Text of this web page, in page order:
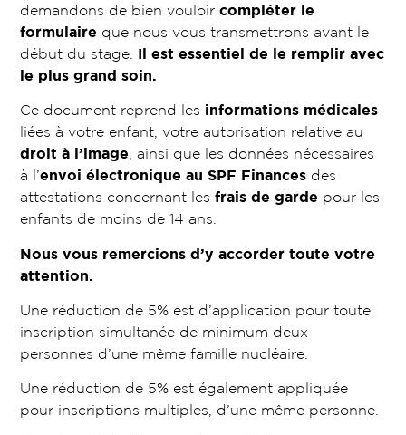
demandons de bien vouloircompléter le
formulaire que nous vous transmettrons avant le
début du stage. Il est essentiel de le remplir avec
le plus grand soin.
Ce document reprend les informations médicales
liées à votre enfant, votre autorisation relative au
droit à l’image , ainsi que les données nécessaires
à l’envoi électronique au SPF Finances des
attestations concernant les frais de garde pour les
enfants de moins de 14 ans.
Nous vous remercions d’y accorder toute votre
attention.
Une réduction de 5% est d’application pour toute
inscription simultanée de minimum deux
personnes d’une même famille nucléaire.
Une réduction de 5% est également appliquée
pour inscriptions multiples, d’une même personne.